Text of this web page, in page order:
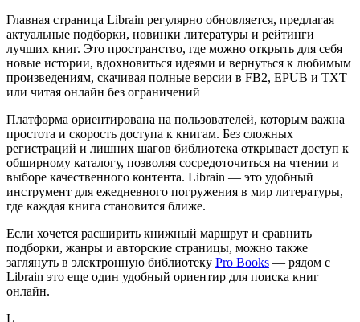
Главная страница Librain регулярно обновляется, предлагая
актуальные подборки, новинки литературы и рейтинги
лучших книг. Это пространство, где можно открыть для себя
новые истории, вдохновиться идеями и вернуться к любимым
произведениям, скачивая полные версии в FB2, EPUB и TXT
или читая онлайн без ограничений
Платформа ориентирована на пользователей, которым важна
простота и скорость доступа к книгам. Без сложных
регистраций и лишних шагов библиотека открывает доступ к
обширному каталогу, позволяя сосредоточиться на чтении и
выборе качественного контента. Librain — это удобный
инструмент для ежедневного погружения в мир литературы,
где каждая книга становится ближе.
Если хочется расширить книжный маршрут и сравнить
подборки, жанры и авторские страницы, можно также
заглянуть в электронную библиотеку Pro Books — рядом с
Librain это еще один удобный ориентир для поиска книг
онлайн.
L